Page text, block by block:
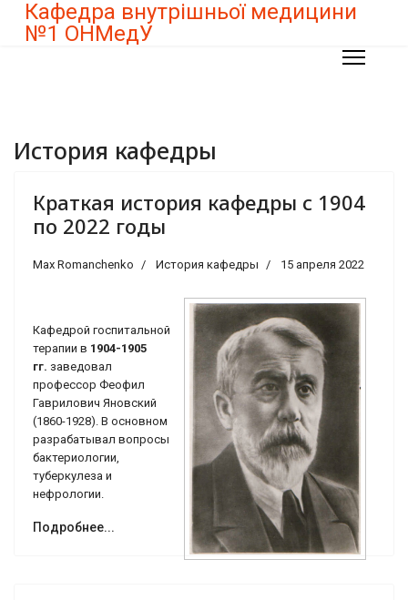
Кафедра внутрішньої медицини
№1 ОНМедУ
История кафедры
Краткая история кафедры с 1904
по 2022 годы
Max Romanchenko История кафедры 15 апреля 2022
Кафедрой госпитальной
терапии в 1904-1905
гг. заведовал
профессор Феофил
Гаврилович Яновский
(1860-1928). В основном
разрабатывал вопросы
бактериологии,
туберкулеза и
нефрологии.
Подробнее...